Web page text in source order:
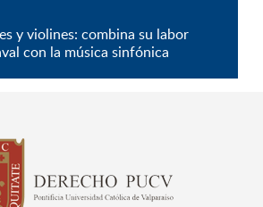
y violines: combina su labor
con la música sinfónica